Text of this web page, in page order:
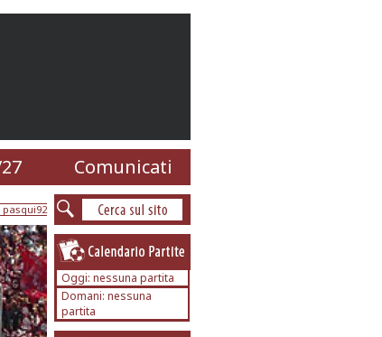
Comunicati
pasqui92
Oggi: nessuna partita
Domani: nessuna
partita